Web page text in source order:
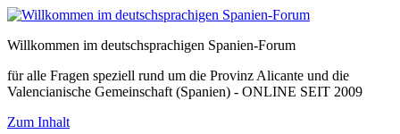
Willkommen im deutschsprachigen Spanien-Forum
für alle Fragen speziell rund um die Provinz Alicante und die
Valencianische Gemeinschaft (Spanien) - ONLINE SEIT 2009
Zum Inhalt